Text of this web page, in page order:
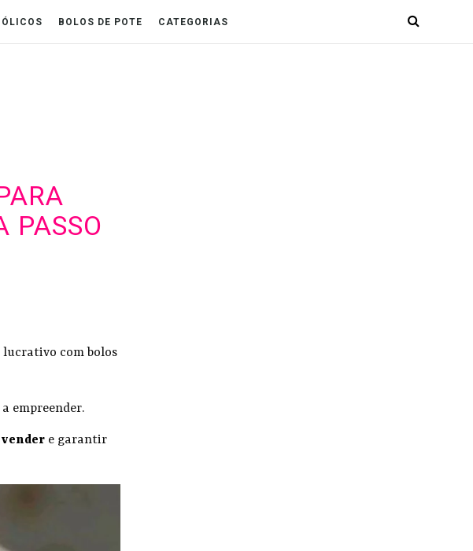
BOLOS DE POTE CATEGORIAS
PASSO
lucrativo com bolos
empreender.
vender e garantir